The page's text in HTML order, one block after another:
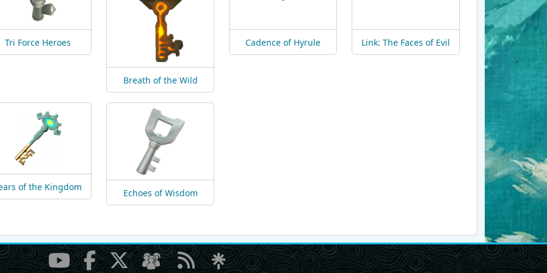
Tri Force Heroes
Breath of the Wild
Cadence of Hyrule Link: The Faces of Evil
of the Kingdom
Echoes of Wisdom